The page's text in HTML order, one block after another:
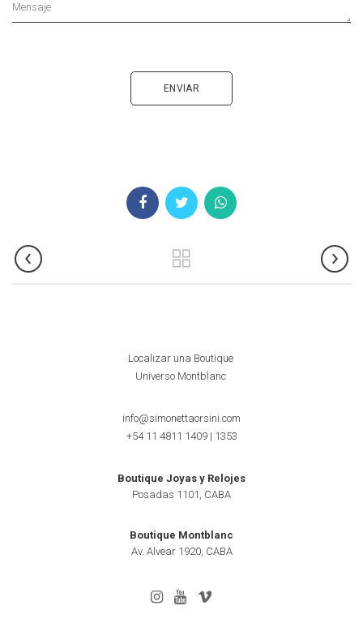
Localizar una Boutique
Universo Montblanc
info@simonettaorsini.com
+54 11 4811 1409| 1353
Boutique Joyas y Relojes
Posadas 1101, CABA
Boutique Montblanc
Av. Alvear 1920, CABA